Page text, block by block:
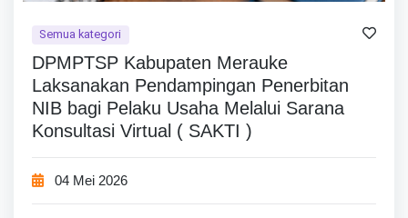
Semua kategori
DPMPTSP Kabupaten Merauke
Laksanakan Pendampingan Penerbitan
NIB bagi Pelaku Usaha Melalui Sarana
Konsultasi Virtual ( SAKTI )
04 Mei 2026